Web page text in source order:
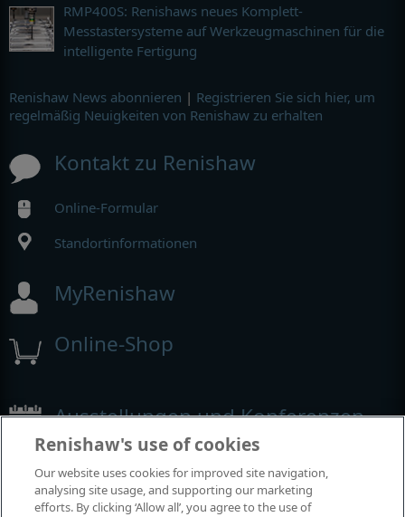
RMP400S: Renishaws neues Komplett-
Messtastersysteme auf Werkzeugmaschinen für die
intelligente Fertigung
Renishaw News abonnieren | Registrieren Sie sich hier, um
regelmäßig Neuigkeiten von Renishaw zu erhalten
Kontakt zu Renishaw
Online-Formular
Standortinformationen
MyRenishaw
Online-Shop
Ausstellungen und Konferenzen
Renishaw's use of cookies
Our website uses cookies for improved site navigation,
analysing site usage, and supporting our marketing
efforts. By clicking ‘Allow all’, you agree to the use of